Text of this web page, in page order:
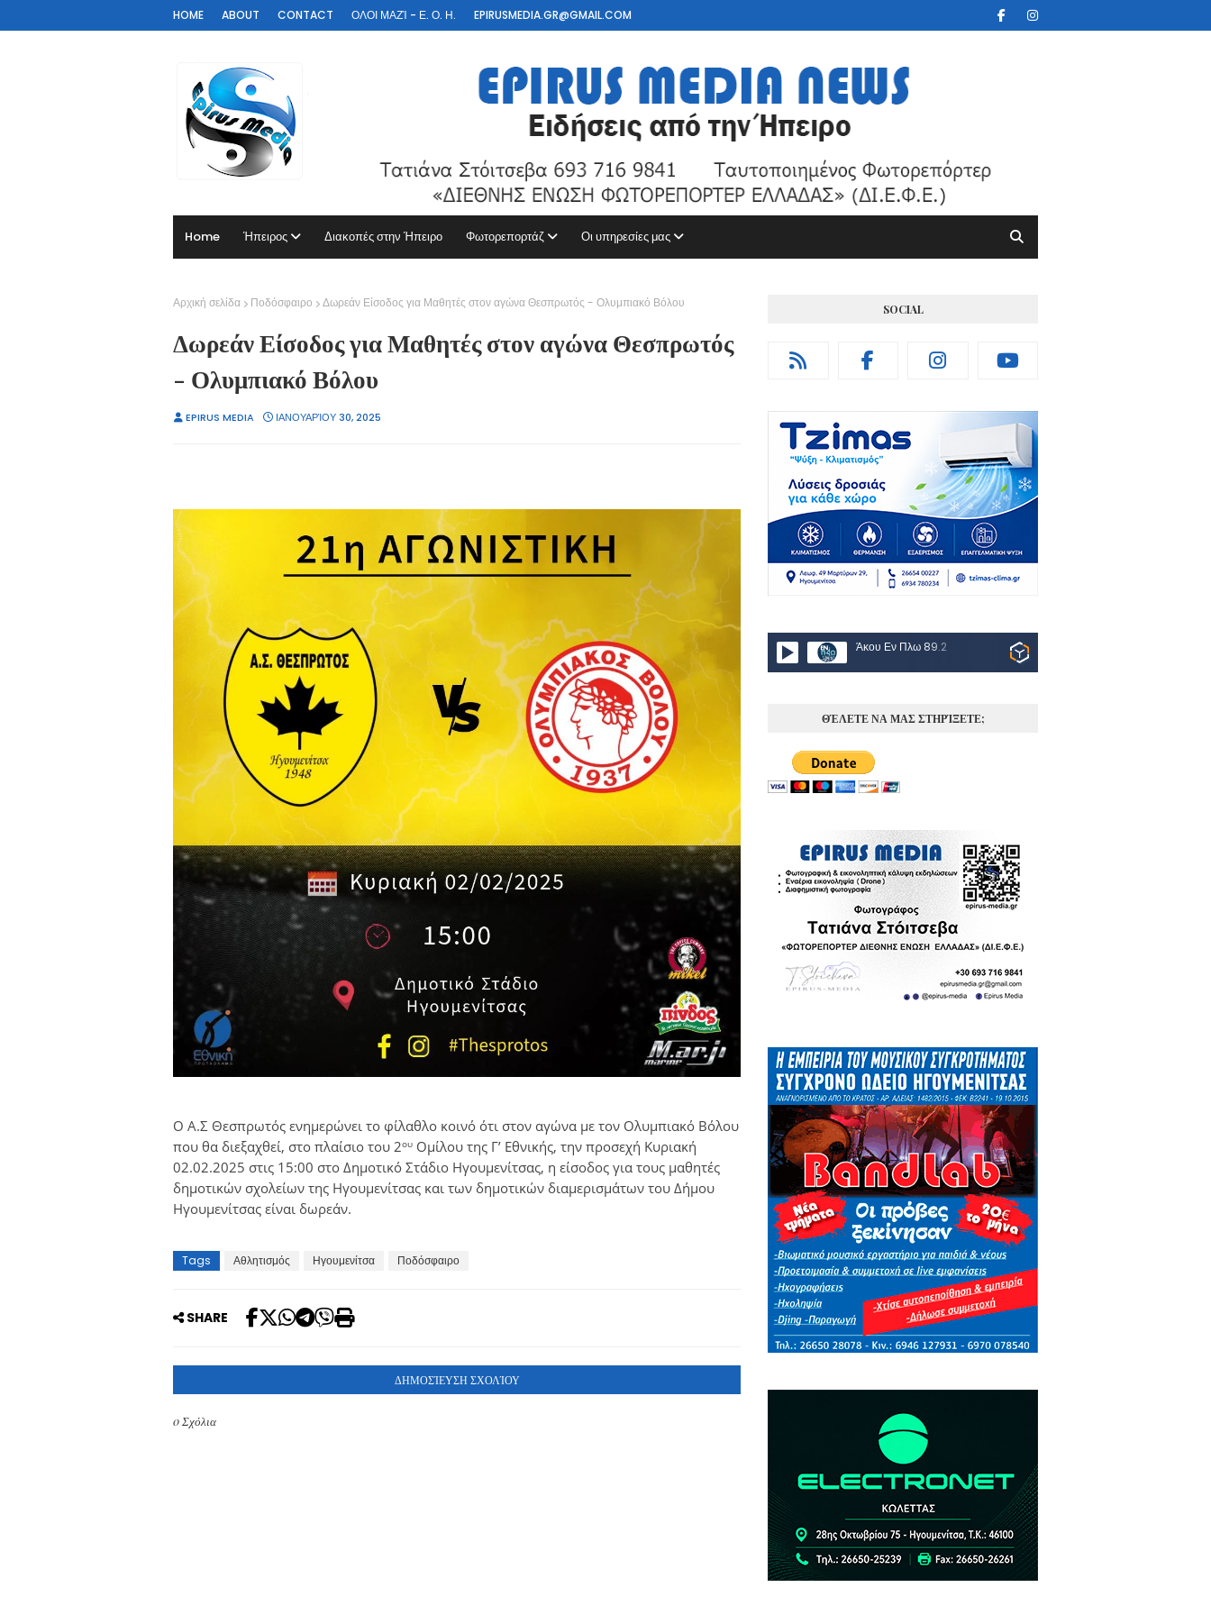
HOME ABOUT CONTACT ΟΛΟΙ ΜΑΖΊ - Ε. Ο. Η. EPIRUSMEDIA.GR@GMAIL.COM
Home Ήπειρος Διακοπές στην Ήπειρο Φωτορεπορτάζ Οι υπηρεσίες μας
Αρχική σελίδα Ποδόσφαιρο Δωρεάν Είσοδος για Μαθητές στον αγώνα Θεσπρωτός - Ολυμπιακό Βόλου
Δωρεάν Είσοδος για Μαθητές στον αγώνα Θεσπρωτός
- Ολυμπιακό Βόλου
EPIRUS MEDIA ΙΑΝΟΥΑΡΊΟΥ 30, 2025
Ο Α.Σ Θεσπρωτός ενημερώνει το φίλαθλο κοινό ότι στον αγώνα με τον Ολυμπιακό Βόλου
που θα διεξαχθεί, στο πλαίσιο του 2ου Ομίλου της Γ’ Εθνικής, την προσεχή Κυριακή
02.02.2025 στις 15:00 στο Δημοτικό Στάδιο Ηγουμενίτσας, η είσοδος για τους μαθητές
δημοτικών σχολείων της Ηγουμενίτσας και των δημοτικών διαμερισμάτων του Δήμου
Ηγουμενίτσας είναι δωρεάν.
Tags Αθλητισμός Ηγουμενίτσα Ποδόσφαιρο
SHARE
ΔΗΜΟΣΊΕΥΣΗ ΣΧΟΛΊΟΥ
0 Σχόλια
SOCIAL
Άκου Εν Πλω 89.2
ΘΈΛΕΤΕ ΝΑ ΜΑΣ ΣΤΗΡΊΞΕΤΕ;